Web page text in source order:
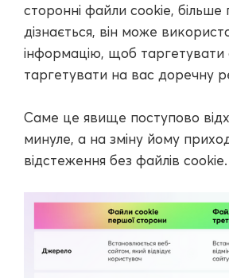
сторонні файли cookie, більше
дізнається, він може
інформацію, щоб
таргетувати на вас доречну
Саме це явище поступово
минуле, а на зміну йому
відстеження без файлів cookie.